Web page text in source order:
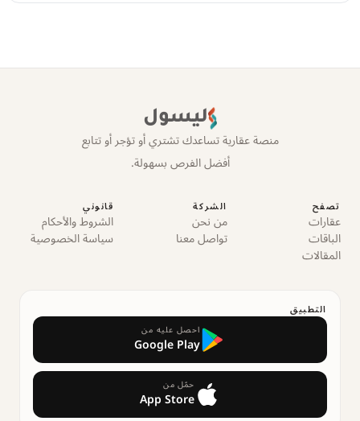
ليسول
منصة عقارية تساعدك تشتري أو تؤجر أو تتابع
أفضل الفرص بسهولة.
تصفح
عقارات
الباقات
المقالات
الشركة
من نحن
تواصل معنا
قانوني
الشروط والأحكام
سياسة الخصوصية
التطبيق
احصل عليه من
Google Play
حمّل من
App Store